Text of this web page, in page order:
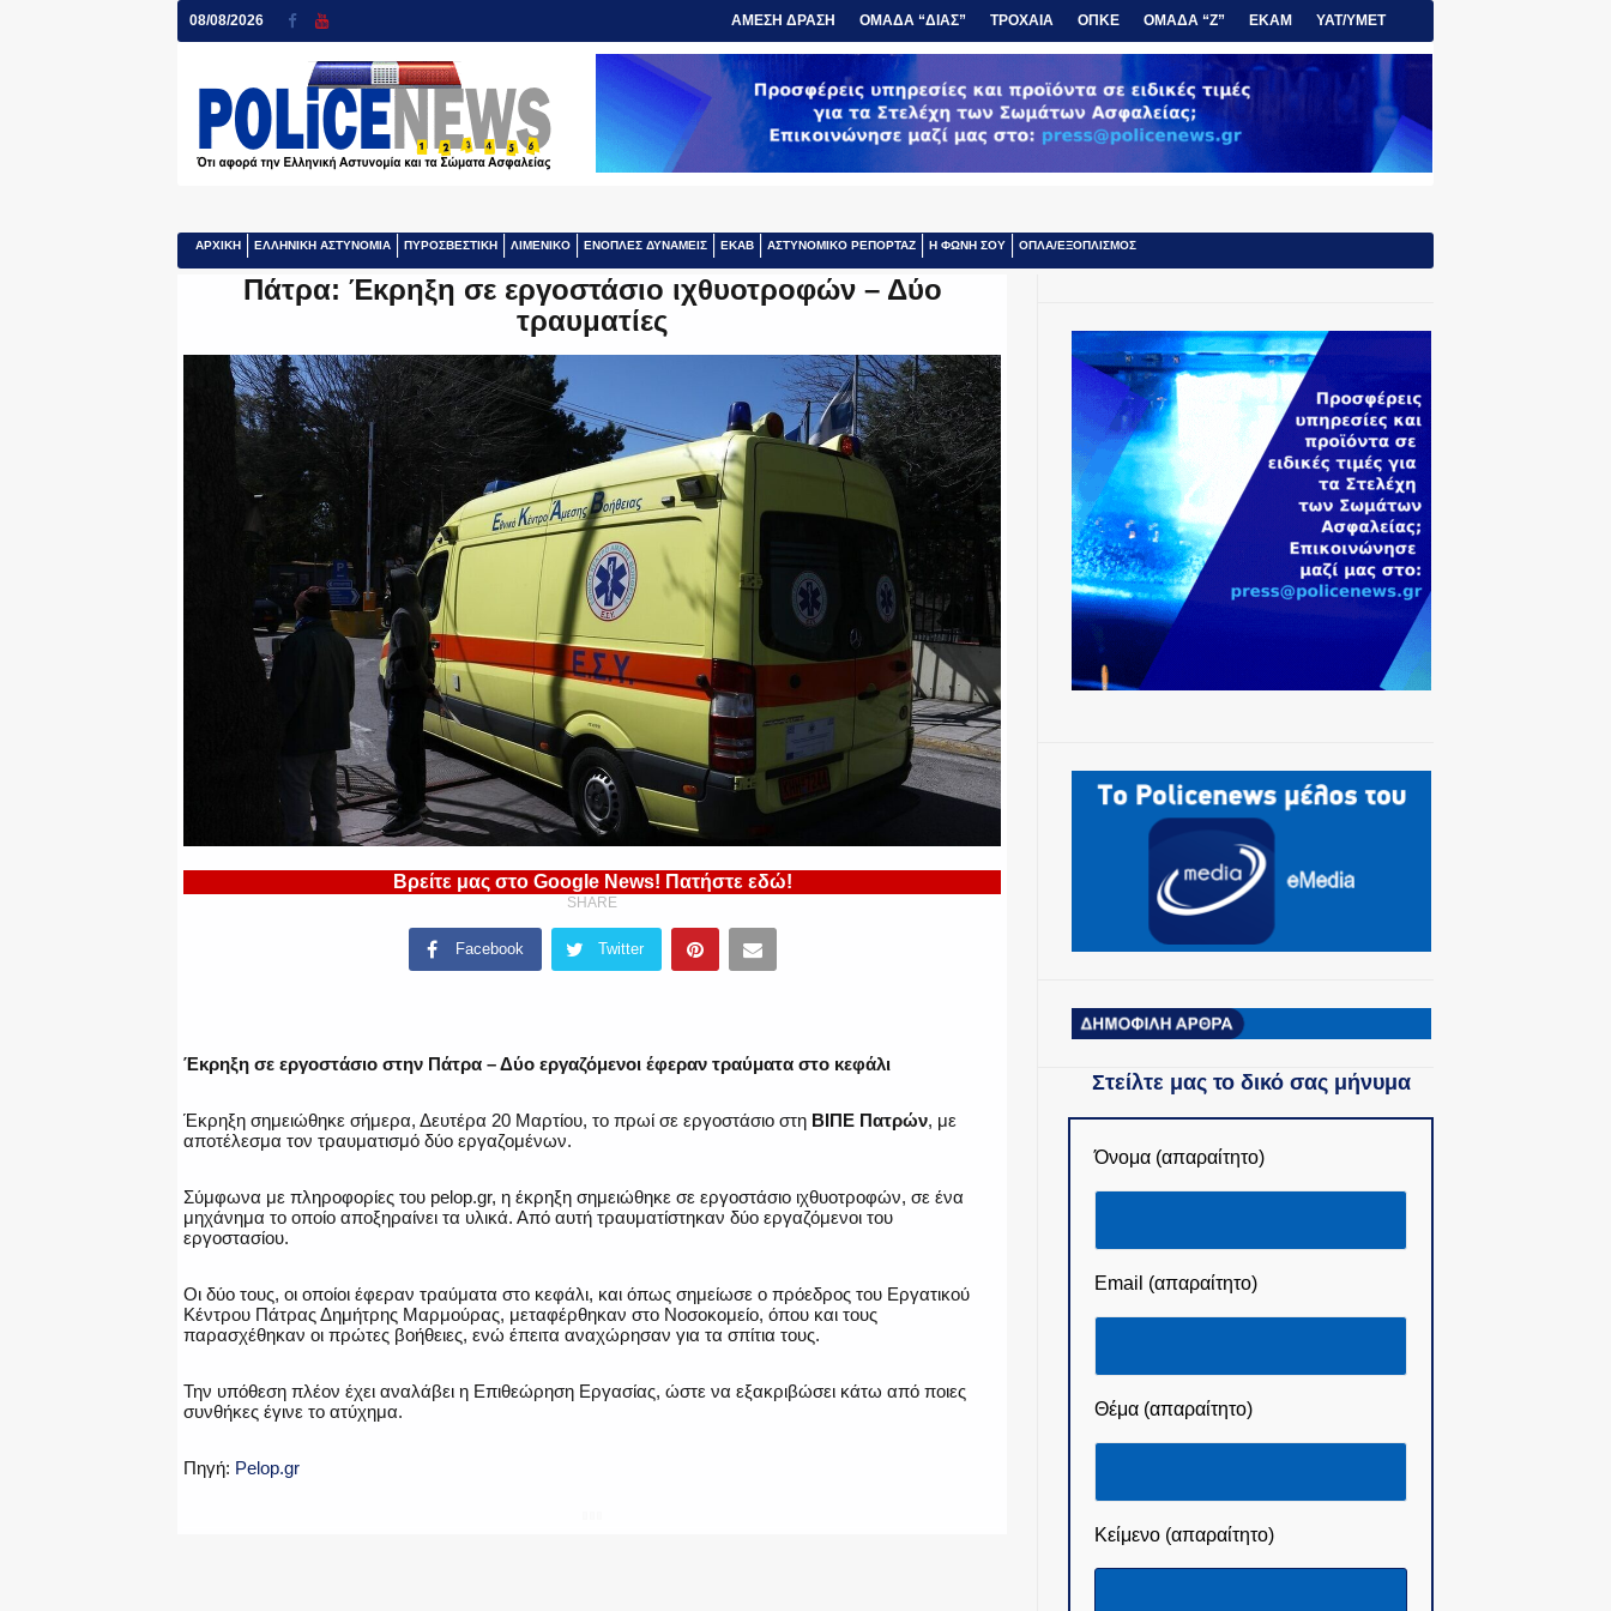
08/08/2026 ΑΜΕΣΗ ΔΡΑΣΗ ΟΜΑΔΑ “ΔΙΑΣ” ΤΡΟΧΑΙΑ ΟΠΚΕ ΟΜΑΔΑ “Ζ” ΕΚΑΜ ΥΑΤ/ΥΜΕΤ
ΑΡΧΙΚΗ ΕΛΛΗΝΙΚΗ ΑΣΤΥΝΟΜΙΑ ΠΥΡΟΣΒΕΣΤΙΚΗ ΛΙΜΕΝΙΚΟ ΕΝΟΠΛΕΣ ΔΥΝΑΜΕΙΣ ΕΚΑΒ ΑΣΤΥΝΟΜΙΚΟ ΡΕΠΟΡΤΑΖ Η ΦΩΝΗ ΣΟΥ ΟΠΛΑ/ΕΞΟΠΛΙΣΜΟΣ
Πάτρα: Έκρηξη σε εργοστάσιο ιχθυοτροφών – Δύο
τραυματίες
Βρείτε μας στο Google News! Πατήστε εδώ!
SHARE
Facebook Twitter
Έκρηξη σε εργοστάσιο στην Πάτρα – Δύο εργαζόμενοι έφεραν τραύματα στο κεφάλι
Έκρηξη σημειώθηκε σήμερα, Δευτέρα 20 Μαρτίου, το πρωί σε εργοστάσιο στη ΒΙΠΕ Πατρών, με
αποτέλεσμα τον τραυματισμό δύο εργαζομένων.
Σύμφωνα με πληροφορίες του pelop.gr, η έκρηξη σημειώθηκε σε εργοστάσιο ιχθυοτροφών, σε ένα
μηχάνημα το οποίο αποξηραίνει τα υλικά. Από αυτή τραυματίστηκαν δύο εργαζόμενοι του
εργοστασίου.
Οι δύο τους, οι οποίοι έφεραν τραύματα στο κεφάλι, και όπως σημείωσε ο πρόεδρος του Εργατικού
Κέντρου Πάτρας Δημήτρης Μαρμούρας, μεταφέρθηκαν στο Νοσοκομείο, όπου και τους
παρασχέθηκαν οι πρώτες βοήθειες, ενώ έπειτα αναχώρησαν για τα σπίτια τους.
Την υπόθεση πλέον έχει αναλάβει η Επιθεώρηση Εργασίας, ώστε να εξακριβώσει κάτω από ποιες
συνθήκες έγινε το ατύχημα.
Πηγή: Pelop.gr
Στείλτε μας το δικό σας μήνυμα
Όνομα (απαραίτητο)
Email (απαραίτητο)
Θέμα (απαραίτητο)
Κείμενο (απαραίτητο)